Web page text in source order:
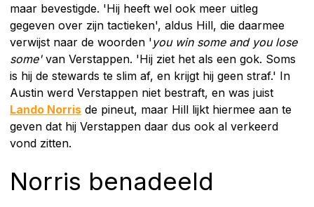
maar bevestigde. 'Hij heeft wel ook meer uitleg
gegeven over zijn tactieken', aldus Hill, die daarmee
verwijst naar de woorden 'you win some and you lose
some'van Verstappen. 'Hij ziet het als een gok. Soms
is hij de stewards te slim af, en krijgt hij geen straf.' In
Austin werd Verstappen niet bestraft, en was juist
Lando Norris de pineut, maar Hill lijkt hiermee aan te
geven dat hij Verstappen daar dus ook al verkeerd
vond zitten.
Norris benadeeld